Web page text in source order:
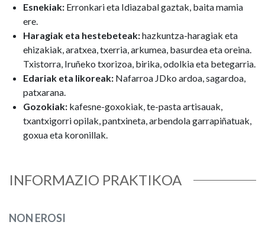
Esnekiak: Erronkari eta Idiazabal gaztak, baita mamia
ere.
Haragiak eta hestebeteak:hazkuntza-haragiak eta
ehizakiak, aratxea, txerria, arkumea, basurdea eta oreina.
Txistorra, Iruñeko txorizoa, birika, odolkia eta betegarria.
Edariak eta likoreak: Nafarroa JDko ardoa, sagardoa,
patxarana.
Gozokiak: kafesne-goxokiak, te-pasta artisauak,
txantxigorri opilak, pantxineta, arbendola garrapiñatuak,
goxua eta koronillak.
INFORMAZIO PRAKTIKOA
NON EROSI